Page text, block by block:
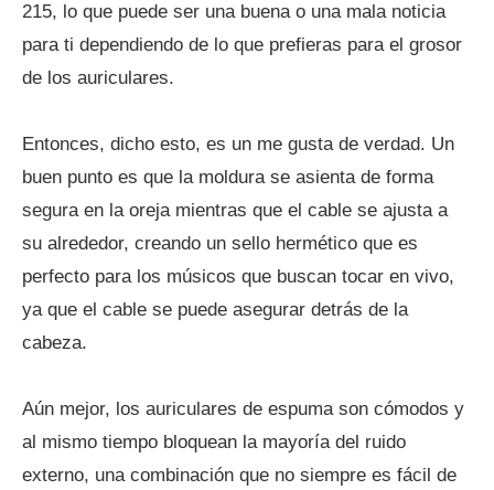
215, lo que puede ser una buena o una mala noticia
para ti dependiendo de lo que prefieras para el grosor
de los auriculares.
Entonces, dicho esto, es un me gusta de verdad. Un
buen punto es que la moldura se asienta de forma
segura en la oreja mientras que el cable se ajusta a
su alrededor, creando un sello hermético que es
perfecto para los músicos que buscan tocar en vivo,
ya que el cable se puede asegurar detrás de la
cabeza.
Aún mejor, los auriculares de espuma son cómodos y
al mismo tiempo bloquean la mayoría del ruido
externo, una combinación que no siempre es fácil de